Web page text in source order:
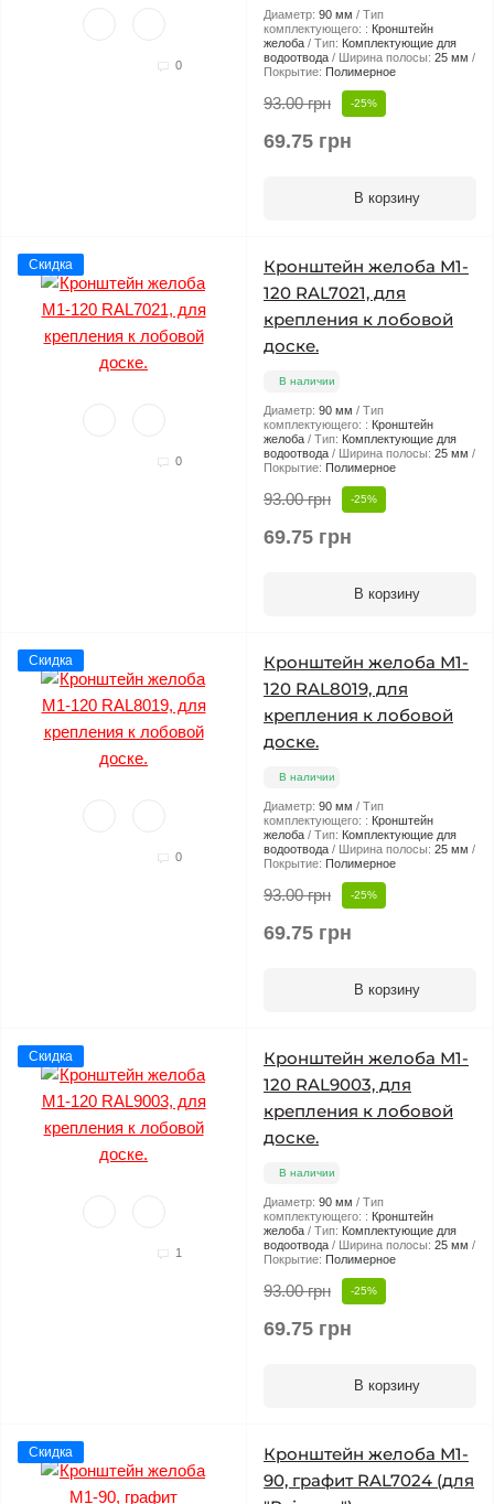
0
Диаметр: 90 мм
Тип
комплектующего: : Кронштейн
желоба
Тип: Комплектующие для
водоотвода
Ширина полосы: 25 мм
Покрытие: Полимерное
93.00 грн -25%
69.75 грн
В корзину
Скидка
0
Кронштейн желоба М1-
120 RAL7021, для
крепления к лобовой
доске.
В наличии
Диаметр: 90 мм
Тип
комплектующего: : Кронштейн
желоба
Тип: Комплектующие для
водоотвода
Ширина полосы: 25 мм
Покрытие: Полимерное
93.00 грн -25%
69.75 грн
В корзину
Скидка
0
Кронштейн желоба М1-
120 RAL8019, для
крепления к лобовой
доске.
В наличии
Диаметр: 90 мм
Тип
комплектующего: : Кронштейн
желоба
Тип: Комплектующие для
водоотвода
Ширина полосы: 25 мм
Покрытие: Полимерное
93.00 грн -25%
69.75 грн
В корзину
Скидка
1
Кронштейн желоба М1-
120 RAL9003, для
крепления к лобовой
доске.
В наличии
Диаметр: 90 мм
Тип
комплектующего: : Кронштейн
желоба
Тип: Комплектующие для
водоотвода
Ширина полосы: 25 мм
Покрытие: Полимерное
93.00 грн -25%
69.75 грн
В корзину
Скидка
Кронштейн желоба М1-
90, графит RAL7024 (для